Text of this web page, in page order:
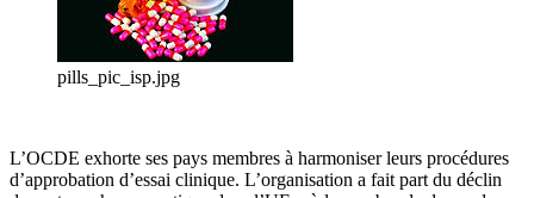
pills_pic_isp.jpg
L’OCDE exhorte ses pays membres à harmoniser leurs procédures
d’approbation d’essai clinique. L’organisation a fait part du déclin